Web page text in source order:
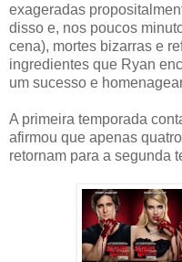
exageradas
disso e, nos poucos
cena), mortes bizarras e
ingredientes que Ryan
um sucesso e
A primeira temporada
afirmou que apenas
retornam para a segunda